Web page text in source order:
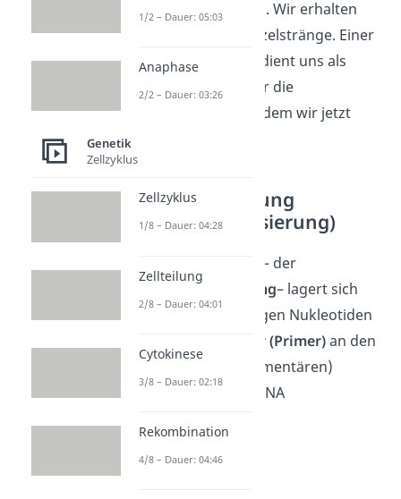
herausfinden wollen. Wir erhalten
nun jeweils zwei Einzelstränge. Einer
der beiden Stränge dient uns als
Vorlage (Matrize) für die
Sequenzierung, mit dem wir jetzt
weiter fortfahren.
Primeranlagerung
(Primerhybridisierung)
Im nächsten Schritt – der
Primerhybridisierung– lagert sich
jeweils ein aus wenigen Nukleotiden
Starter (Primer)an den
passenden (komplementären)
Abschnitt auf dem DNA
1/2 – Dauer: 05:03
Anaphase
2/2 – Dauer: 03:26
Genetik
Zellzyklus
Zellzyklus
1/8 – Dauer: 04:28
Zellteilung
2/8 – Dauer: 04:01
Cytokinese
3/8 – Dauer: 02:18
Rekombination
4/8 – Dauer: 04:46